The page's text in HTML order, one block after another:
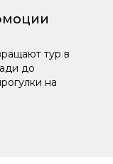
тур в
до
на